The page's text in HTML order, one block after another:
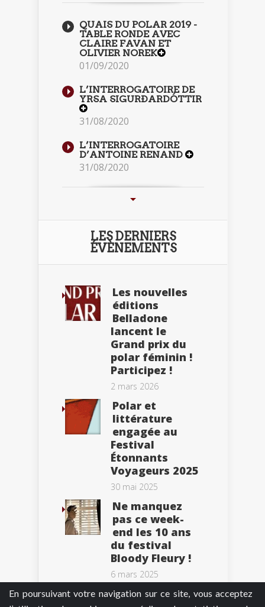
En poursuivant votre navigation sur ce site, vous acceptez
QUAIS DU POLAR 2019 -
TABLE RONDE AVEC
CLAIRE FAVAN ET
OLIVIER NOREK
01/09/2020
L’INTERROGATOIRE DE
YRSA SIGURÐARDÓTTIR
31/08/2020
L’INTERROGATOIRE
D’ANTOINE RENAND
31/08/2020
LES DERNIERS
ÉVÈNEMENTS
Les nouvelles
éditions
Belladone
lancent le
Grand prix du
polar féminin !
Participez !
2 mars 2026
Polar et
littérature
engagée au
Festival
Étonnants
Voyageurs 2025
30 mai 2025
Ne manquez
pas ce week-
end les 10 ans
du festival
Bloody Fleury !
6 mars 2025